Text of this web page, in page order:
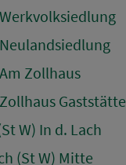
Zollhaus
Gaststätte
W) In d. Lach
(St W) Mitte